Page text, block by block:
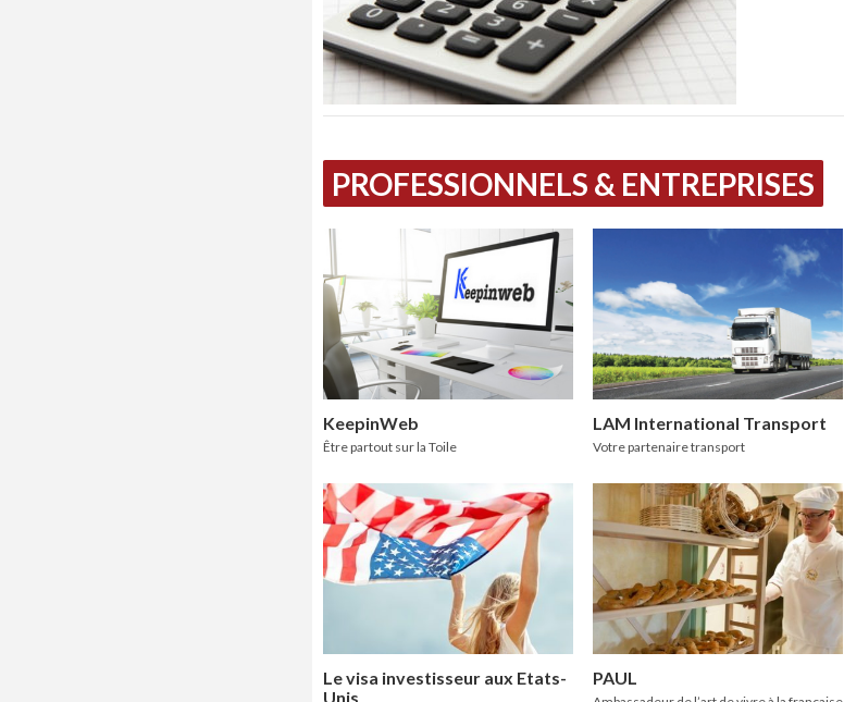
PROFESSIONNELS & ENTREPRISES
KeepinWeb
Être partout sur la Toile
LAM International Transport
Votre partenaire transport
Le visa investisseur aux Etats-
Unis
PAUL